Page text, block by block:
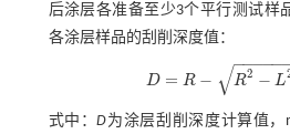
后涂层各准备至少3个平行测试样
各涂层样品的刮削深度值：
D = R − R2 − L
−−−−−
√
D= R-R2- L2 4
式中：D为涂层刮削深度计算值，